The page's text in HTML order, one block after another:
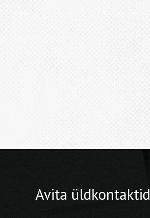
Avita üldkontaktid